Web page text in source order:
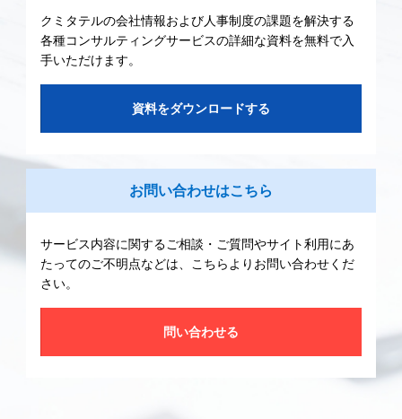
クミタテルの会社情報および人事制度の課題を解決する
各種コンサルティングサービスの詳細な資料を無料で入
手いただけます。
資料をダウンロードする
お問い合わせはこちら
サービス内容に関するご相談・ご質問やサイト利用にあ
たってのご不明点などは、こちらよりお問い合わせくだ
さい。
問い合わせる